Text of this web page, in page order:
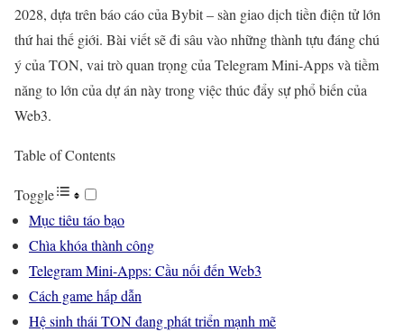
2028, dựa trên báo cáo của Bybit – sàn giao dịch tiền điện tử lớn
thứ hai thế giới. Bài viết sẽ đi sâu vào những thành tựu đáng chú
ý của TON, vai trò quan trọng của Telegram Mini-Apps và tiềm
năng to lớn của dự án này trong việc thúc đẩy sự phổ biến của
Web3.
Table of Contents
Toggle
Mục tiêu táo bạo
Chìa khóa thành công
Telegram Mini-Apps: Cầu nối đến Web3
Cách game hấp dẫn
Hệ sinh thái TON đang phát triển mạnh mẽ